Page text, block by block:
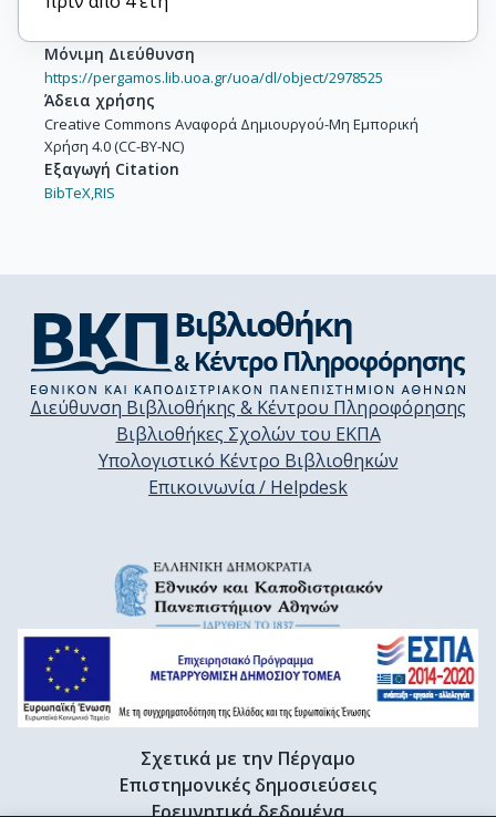
Μόνιμη Διεύθυνση
https://pergamos.lib.uoa.gr/uoa/dl/object/2978525
Άδεια χρήσης
Creative Commons Αναφορά Δημιουργού-Μη Εμπορική
Χρήση 4.0 (CC-BY-NC)
Εξαγωγή Citation
BibTeX,RIS
Διεύθυνση Βιβλιοθήκης & Κέντρου Πληροφόρησης
Βιβλιοθήκες Σχολών του ΕΚΠΑ
Υπολογιστικό Κέντρο Βιβλιοθηκών
Επικοινωνία / Helpdesk
Σχετικά με την Πέργαμο
Επιστημονικές δημοσιεύσεις
Ερευνητικά δεδομένα